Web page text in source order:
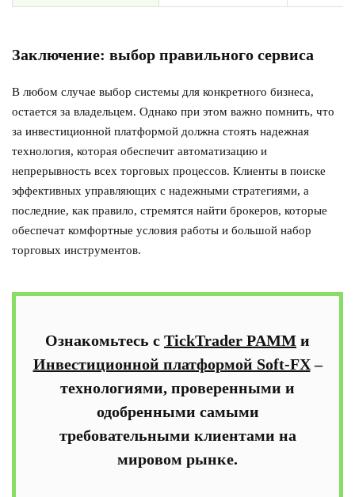
Заключение: выбор правильного сервиса
В любом случае выбор системы для конкретного бизнеса,
остается за владельцем. Однако при этом важно помнить, что
за инвестиционной платформой должна стоять надежная
технология, которая обеспечит автоматизацию и
непрерывность всех торговых процессов. Клиенты в поиске
эффективных управляющих с надежными стратегиями, а
последние, как правило, стремятся найти брокеров, которые
обеспечат комфортные условия работы и большой набор
торговых инструментов.
Ознакомьтесь с TickTrader PAMM и
Инвестиционной платформой Soft-FX–
технологиями, проверенными и
одобренными самыми
требовательными клиентами на
мировом рынке.